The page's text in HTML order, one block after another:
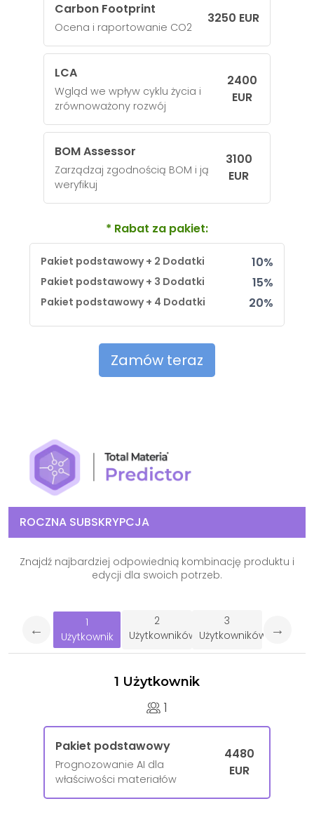
Carbon Footprint
Ocena i raportowanie CO2
3250 EUR
LCA
Wgląd we wpływ cyklu życia i
zrównoważony rozwój
2400
EUR
BOM Assessor
Zarządzaj zgodnością BOM i ją
weryfikuj
3100
EUR
* Rabat za pakiet:
Pakiet podstawowy + 2 Dodatki 10%
Pakiet podstawowy + 3 Dodatki 15%
Pakiet podstawowy + 4 Dodatki 20%
Zamów teraz
ROCZNA SUBSKRYPCJA
Znajdź najbardziej odpowiednią kombinację produktu i
edycji dla swoich potrzeb.
←
1
Użytkownik
2
Użytkowników
3
Użytkowników
→
1 Użytkownik
1
Pakiet podstawowy
Prognozowanie AI dla
właściwości materiałów
4480
EUR